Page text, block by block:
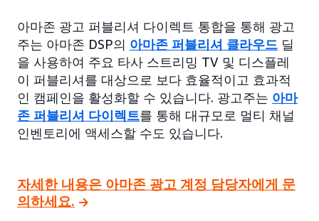
아마존 광고 퍼블리셔 다이렉트 통합을 통해 광고
주는 아마존 DSP의 아마존 퍼블리셔 클라우드 딜
을 사용하여 주요 타사 스트리밍 TV 및 디스플레
이 퍼블리셔를 대상으로 보다 효율적이고 효과적
인 캠페인을 활성화할 수 있습니다. 광고주는 아마
존 퍼블리셔 다이렉트를 통해 대규모로 멀티 채널
인벤토리에 액세스할 수도 있습니다.
자세한 내용은 아마존 광고 계정 담당자에게 문
의하세요.